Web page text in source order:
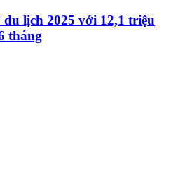
lịch 2025 với 12,1 triệu
tháng